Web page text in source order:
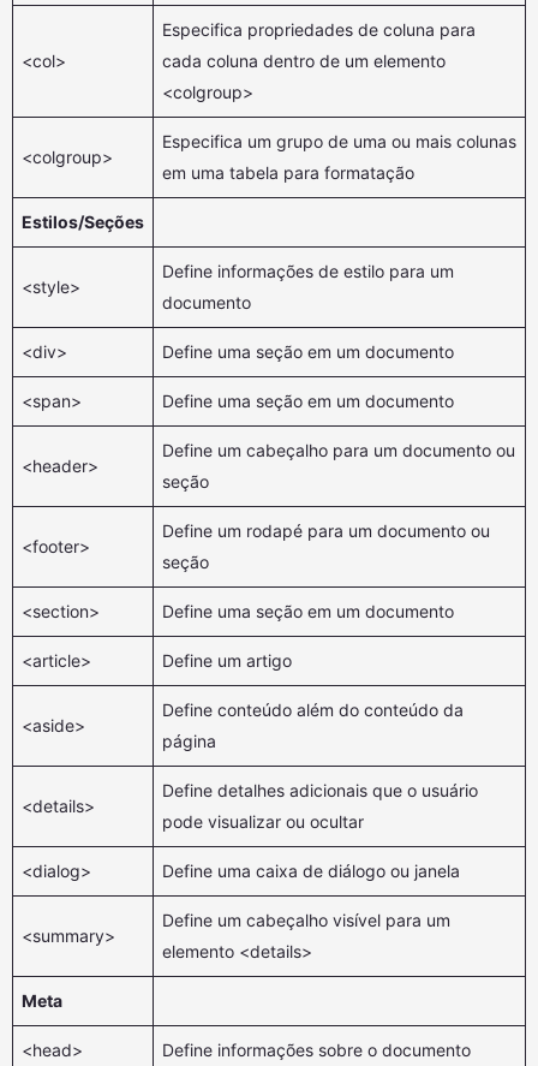
<col>
Especifica propriedades de coluna para
cada coluna dentro de um elemento
<colgroup>
<colgroup>
Especifica um grupo de uma ou mais colunas
em uma tabela para formatação
Estilos/Seções
<style>
Define informações de estilo para um
documento
<div> Define uma seção em um documento
<span> Define uma seção em um documento
<header>
Define um cabeçalho para um documento ou
seção
<footer>
Define um rodapé para um documento ou
seção
<section> Define uma seção em um documento
<article> Define um artigo
<aside>
Define conteúdo além do conteúdo da
página
<details>
Define detalhes adicionais que o usuário
pode visualizar ou ocultar
<dialog> Define uma caixa de diálogo ou janela
<summary>
Define um cabeçalho visível para um
elemento <details>
Meta
<head> Define informações sobre o documento